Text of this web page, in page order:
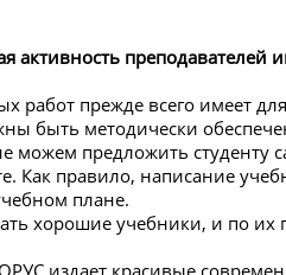
активность преподавателей
работ прежде всего имеет
быть методически
можем предложить студенту
Как правило, написание
плане.
хорошие учебники, и по их